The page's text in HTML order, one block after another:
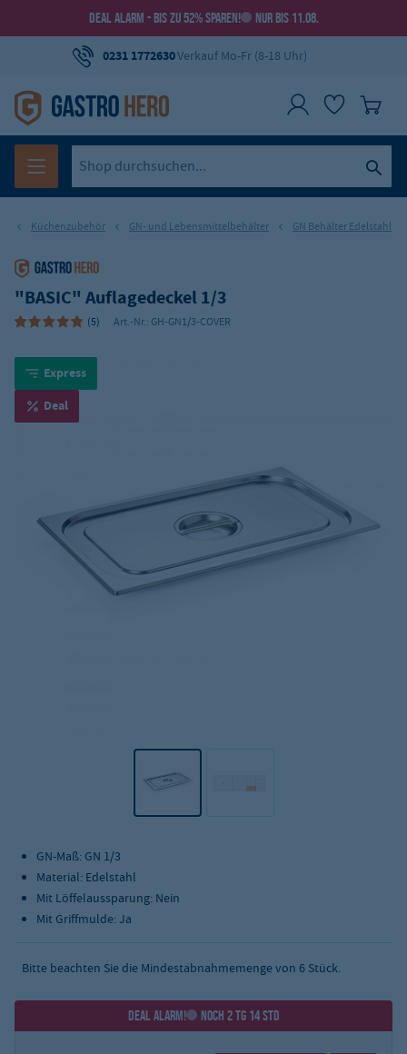
DEAL ALARM - BIS ZU 52% SPAREN! NUR BIS 11.08.
0231 1772630Verkauf Mo-Fr (8-18 Uhr)
Küchenzubehör GN- und Lebensmittelbehälter GN Behälter Edelstahl
"BASIC" Auflagedeckel 1/3
(5) Art.-Nr.: GH-GN1/3-COVER
Express
Deal
GN-Maß: GN 1/3
Material: Edelstahl
Mit Löffelaussparung: Nein
Mit Griffmulde: Ja
Bitte beachten Sie die Mindestabnahmemenge von 6 Stück.
DEAL ALARM! NOCH 2 TG 14 STD